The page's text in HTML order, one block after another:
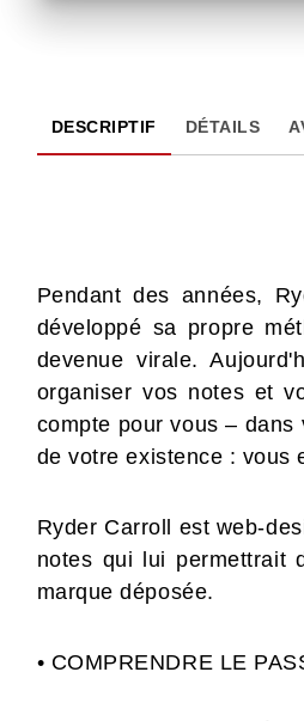
DESCRIPTIF DÉTAILS
Pendant des années,
développé sa propre
devenue virale.
organiser vos notes et
compte pour vous –
de votre existence : vous
Ryder Carroll est web-
notes qui lui permettrait
marque déposée.
• COMPRENDRE LE